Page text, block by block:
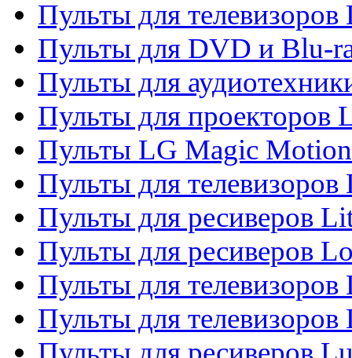
Пульты для телевизоров
Пульты для DVD и Blu-
Пульты для
Пульты для проекторов
Пульты LG Magic Motion
Пульты для
Пульты для ресиверов
Пульты для ресиверов
Пульты для телевизоров
Пульты для